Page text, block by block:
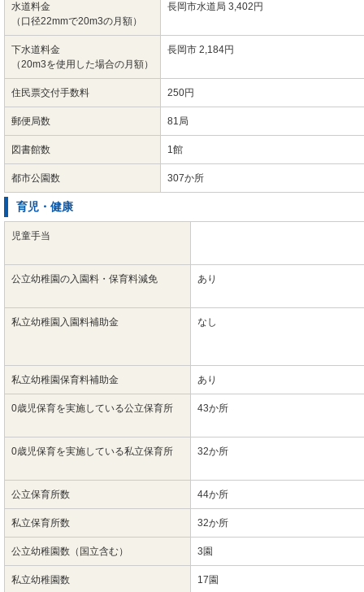
水道料金
（口径22mmで20m3の月額）
長岡市水道局 3,402円
下水道料金
（20m3を使用した場合の月額）
長岡市 2,184円
住民票交付手数料 250円
郵便局数 81局
図書館数 1館
都市公園数 307か所
育児・健康
児童手当
公立幼稚園の入園料・保育料減免 あり
私立幼稚園入園料補助金 なし
私立幼稚園保育料補助金 あり
0歳児保育を実施している公立保育所 43か所
0歳児保育を実施している私立保育所 32か所
公立保育所数 44か所
私立保育所数 32か所
公立幼稚園数（国立含む） 3園
私立幼稚園数 17園